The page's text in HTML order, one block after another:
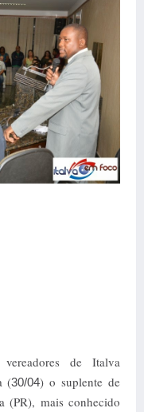
de Italva
(30/04) o suplente de
(PR), mais conhecido